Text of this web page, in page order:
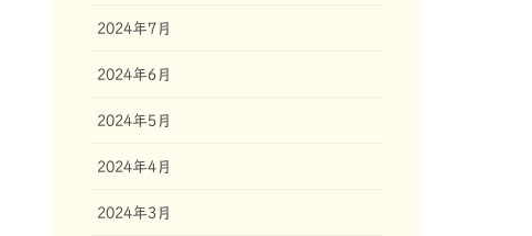
2024年7月
2024年6月
2024年5月
2024年4月
2024年3月